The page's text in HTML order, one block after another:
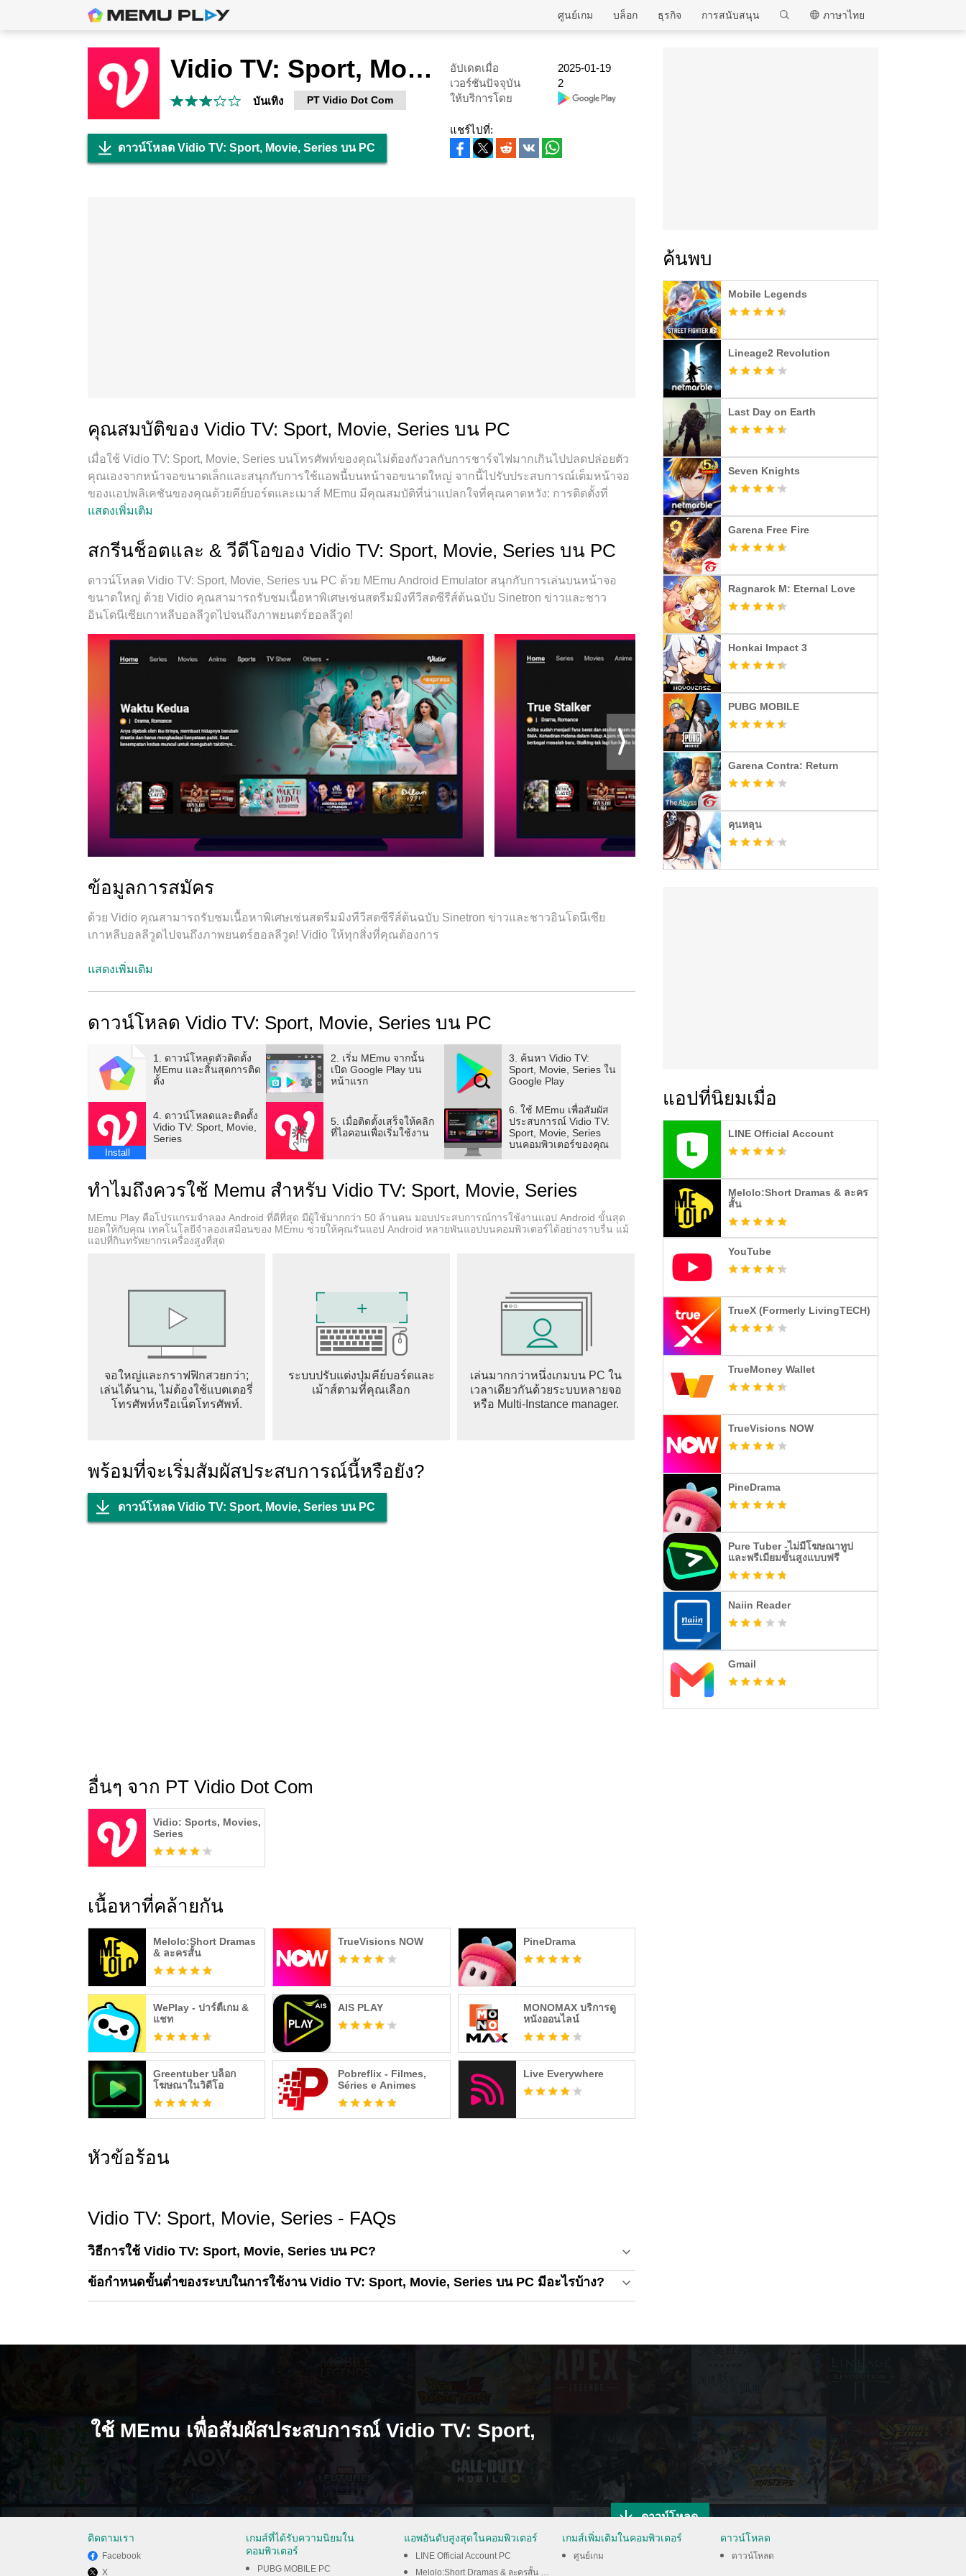
MEmu
ภาษาไทย
การสนับสนุน
ธุรกิจ
บล็อก
ศูนย์เกม
Vidio TV: Sport, Movie, Series
บันเทิง PT Vidio Dot Com
อัปเดตเมื่อ
2025-01-19
เวอร์ชันปัจจุบัน
2
ให้บริการโดย
ดาวน์โหลด Vidio TV: Sport, Movie, Series บน PC
แชร์ไปที่:
คุณสมบัติของ Vidio TV: Sport, Movie, Series บน PC
เมื่อใช้ Vidio TV: Sport, Movie, Series บนโทรศัพท์ของคุณไม่ต้องกังวลกับการชาร์จไฟมากเกินไปปลดปล่อยตัว
คุณเองจากหน้าจอขนาดเล็กและสนุกกับการใช้แอพนี้บนหน้าจอขนาดใหญ่ จากนี้ไปรับประสบการณ์เต็มหน้าจอ
ของแอปพลิเคชันของคุณด้วยคีย์บอร์ดและเมาส์ MEmu มีคุณสมบัติที่น่าแปลกใจที่คุณคาดหวัง: การติดตั้งที่
รวดเร็วและการตั้งค่าที่ง่ายควบคุมได้ง่ายไม่ จำกัด แบตเตอรี่ข้อมูลมือถือและการโทรที่รบกวน MEmu 9 ใหม่
รหัสการดูดซึมของเราผู้จัดการหลายอินสแตนซ์ทำให้สามารถเปิดบัญชี 2 บัญชีขึ้นไปในเวลาเดียวกันได้ และที่
สำคัญที่สุดเอ็นจิ้นจำลองพิเศษของเราสามารถปลดปล่อยศักยภาพของPCของคุณและทำให้ทุกอย่างราบรื่นและ
สนุกสนาน
แสดงเพิ่มเติม
สกรีนช็อตและ & วีดีโอของ Vidio TV: Sport, Movie, Series บน PC
ดาวน์โหลด Vidio TV: Sport, Movie, Series บน PC ด้วย MEmu Android Emulator สนุกกับการเล่นบนหน้าจอ
ขนาดใหญ่ ด้วย Vidio คุณสามารถรับชมเนื้อหาพิเศษเช่นสตรีมมิงทีวีสดซีรีส์ต้นฉบับ Sinetron ข่าวและชาว
อินโดนีเซียเกาหลีบอลลีวูดไปจนถึงภาพยนตร์ฮอลลีวูด!
ข้อมูลการสมัคร
ด้วย Vidio คุณสามารถรับชมเนื้อหาพิเศษเช่นสตรีมมิงทีวีสดซีรีส์ต้นฉบับ Sinetron ข่าวและชาวอินโดนีเซีย
เกาหลีบอลลีวูดไปจนถึงภาพยนตร์ฮอลลีวูด! Vidio ให้ทุกสิ่งที่คุณต้องการ
คุณยังสามารถฟังวิทยุเช่น Prambors, Hard Rock FM, Trax FM และสถานีวิทยุอื่น ๆ อีกมากมายบน Vidio
สามารถรับชม Vidio Original Series ใหม่ล่าสุด ... Perfect Love และเนื้อหา Vidio Exclusive ที่ดีที่สุดอื่น ๆ เช่น
พิเศษสำหรับคนรักกีฬา Vidio ยังมีการแข่งขัน Champions League, Europa League, La Liga, Serie A, FA Cup
และ NBA อีกด้วย!
สมัครสมาชิกตอนนี้เพื่อเพลิดเพลินกับเนื้อหาทั้งหมด!
แสดงเพิ่มเติม
ดาวน์โหลด Vidio TV: Sport, Movie, Series บน PC
1. ดาวน์โหลดตัวติดตั้ง
MEmu และสิ้นสุดการติด
ตั้ง
2. เริ่ม MEmu จากนั้น
เปิด Google Play บน
หน้าแรก
3. ค้นหา Vidio TV:
Sport, Movie, Series ใน
Google Play
Install
4. ดาวน์โหลดและติดตั้ง
Vidio TV: Sport, Movie,
Series
5. เมื่อติดตั้งเสร็จให้คลิก
ที่ไอคอนเพื่อเริ่มใช้งาน
6. ใช้ MEmu เพื่อสัมผัส
ประสบการณ์ Vidio TV:
Sport, Movie, Series
บนคอมพิวเตอร์ของคุณ
ทำไมถึงควรใช้ Memu สำหรับ Vidio TV: Sport, Movie, Series
MEmu Play คือโปรแกรมจำลอง Android ที่ดีที่สุด มีผู้ใช้มากกว่า 50 ล้านคน มอบประสบการณ์การใช้งานแอป Android ขั้นสุด
ยอดให้กับคุณ เทคโนโลยีจำลองเสมือนของ MEmu ช่วยให้คุณรันแอป Android หลายพันแอปบนคอมพิวเตอร์ได้อย่างราบรื่น แม้
แอปที่กินทรัพยากรเครื่องสูงที่สุด
จอใหญ่และกราฟฟิกสวยกว่า;
เล่นได้นาน, ไม่ต้องใช้แบตเตอรี่
โทรศัพท์หรือเน็ตโทรศัพท์.
ระบบปรับแต่งปุ่มคีย์บอร์ดและ
เม้าส์ตามที่คุณเลือก
เล่นมากกว่าหนึ่งเกมบน PC ใน
เวลาเดียวกันด้วยระบบหลายจอ
หรือ Multi-Instance manager.
พร้อมที่จะเริ่มสัมผัสประสบการณ์นี้หรือยัง?
ดาวน์โหลด Vidio TV: Sport, Movie, Series บน PC
อื่นๆ จาก PT Vidio Dot Com
Vidio: Sports, Movies,
Series
เนื้อหาที่คล้ายกัน
Melolo:Short Dramas
& ละครสั้น
TrueVisions NOW PineDrama
WePlay - ปาร์ตี้เกม &
แชท
AIS PLAY
MONOMAX บริการดู
หนังออนไลน์
Greentuber บล็อก
โฆษณาในวิดีโอ
Pobreflix - Filmes,
Séries e Animes
Live Everywhere
หัวข้อร้อน
Vidio TV: Sport, Movie, Series - FAQs
วิธีการใช้ Vidio TV: Sport, Movie, Series บน PC?
ข้อกำหนดขั้นต่ำของระบบในการใช้งาน Vidio TV: Sport, Movie, Series บน PC มีอะไรบ้าง?
ค้นพบ
Mobile Legends
Lineage2 Revolution
Last Day on Earth
Seven Knights
Garena Free Fire
Ragnarok M: Eternal Love
Honkai Impact 3
PUBG MOBILE
Garena Contra: Return
คุนหลุน
แอปที่นิยมเมื่อ
LINE Official Account
Melolo:Short Dramas & ละคร
สั้น
YouTube
TrueX (Formerly LivingTECH)
TrueMoney Wallet
TrueVisions NOW
PineDrama
Pure Tuber -ไม่มีโฆษณาทูป
และพรีเมียมขั้นสูงแบบฟรี
Naiin Reader
Gmail
ใช้ MEmu เพื่อสัมผัสประสบการณ์ Vidio TV: Sport,
ดาวน์โหลด
ติดตามเรา
Facebook
X
เกมส์ที่ได้รับความนิยมใน
คอมพิวเตอร์
PUBG MOBILE PC
แอพอันดับสูงสุดในคอมพิวเตอร์
LINE Official Account PC
Melolo:Short Dramas & ละครสั้น PC
เกมส์เพิ่มเติมในคอมพิวเตอร์
ศูนย์เกม
ดาวน์โหลด
ดาวน์โหลด